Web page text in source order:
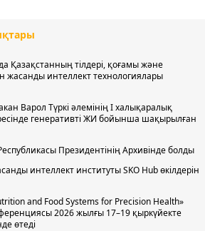
Қазақстанның тілдері, қоғамы және
жасанды интеллект технологиялары
Варол Түркі әлемінің І халықаралық
генеративті ЖИ бойынша шақырылған
Президентінің Архивінде болды
интеллект институты SKO Hub өкілдерін
and Food Systems for Precision Health»
2026 жылғы 17–19 қыркүйекте
өтеді